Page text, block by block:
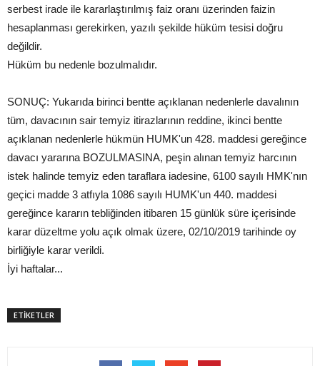
serbest irade ile kararlaştırılmış faiz oranı üzerinden faizin
hesaplanması gerekirken, yazılı şekilde hüküm tesisi doğru
değildir.
Hüküm bu nedenle bozulmalıdır.
SONUÇ: Yukarıda birinci bentte açıklanan nedenlerle davalının
tüm, davacının sair temyiz itirazlarının reddine, ikinci bentte
açıklanan nedenlerle hükmün HUMK'un 428. maddesi gereğince
davacı yararına BOZULMASINA, peşin alınan temyiz harcının
istek halinde temyiz eden taraflara iadesine, 6100 sayılı HMK'nın
geçici madde 3 atfıyla 1086 sayılı HUMK'un 440. maddesi
gereğince kararın tebliğinden itibaren 15 günlük süre içerisinde
karar düzeltme yolu açık olmak üzere, 02/10/2019 tarihinde oy
birliğiyle karar verildi.
İyi haftalar...
ETİKETLER